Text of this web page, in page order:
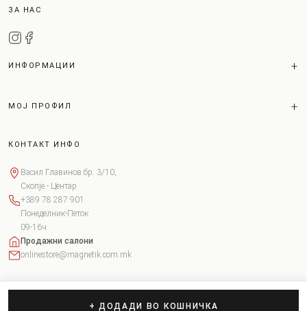
+ ДОДАДИ ВО КОШНИЧКА
ЗА НАС
ИНФОРМАЦИИ
МОЈ ПРОФИЛ
КОНТАКТ ИНФО
Васил Главинов бр. 3/10,
Скопје - Центар
+389 78 287 901
Понеделник-Петок
09-16ч
Продажни салони
onlinestore@magnetik.com.mk
Copyright © 2026 Magnetik. Сите права задржани. Поставки за колачиња